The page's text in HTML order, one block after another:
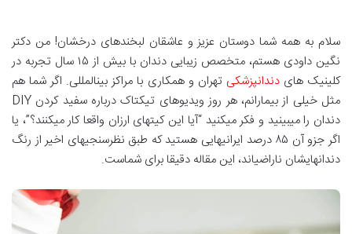
سلام به همه شما دوستان عزیز و عاشقان لبخندهای درخشان! من دکتر
نگین داودی هستم، متخصص زیبایی دندان با بیش از ۱۵ سال تجربه در
کلینیک هایدندانپزشکی تهران و همکاری با مراکز بینالمللی. اگر شما هم
مثل خیلی از بیمارانم، هر روز ویدیوهای تیکتاک درباره سفید کردن DIY
دندان را میبینید و فکر میکنید “آیا این کیتهای ارزان واقعا کار میکنند؟”، یا
اگر جزو آن ۸۵ درصد ایرانیهایی هستید که طبق نظرسنجیهای اخیر از رنگ
دندانهایشان ناراضیاند، این مقاله دقیقا برای شماست.